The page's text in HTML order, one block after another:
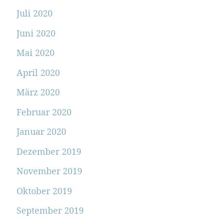
Juli 2020
Juni 2020
Mai 2020
April 2020
März 2020
Februar 2020
Januar 2020
Dezember 2019
November 2019
Oktober 2019
September 2019